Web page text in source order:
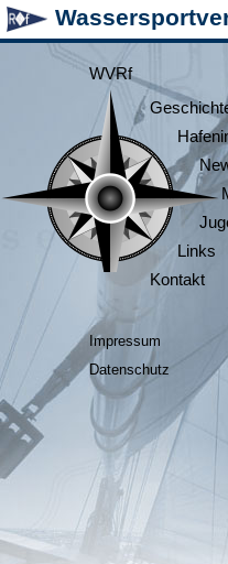
WVRf
Links
Kontakt
Impressum
Datenschutz